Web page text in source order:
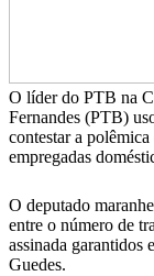
O líder do PTB na
Fernandes (PTB)
contestar a
empregadas
O deputado
entre o número de
assinada garantidos
Guedes.